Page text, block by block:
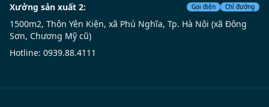
Xưởng sản xuất 2: Gọi điện Chỉ đường
1500m2, Thôn Yên Kiện, xã Phú Nghĩa, Tp. Hà Nội (xã Đông
Sơn, Chương Mỹ cũ)
Hotline: 0939.88.4111